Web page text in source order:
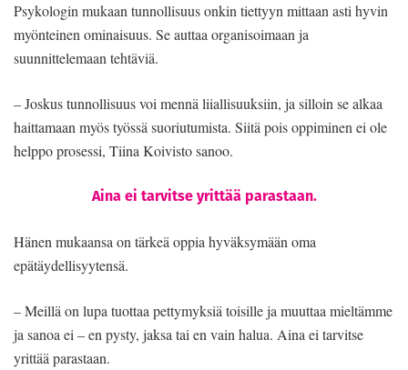
Psykologin mukaan tunnollisuus onkin tiettyyn mittaan asti hyvin
myönteinen ominaisuus. Se auttaa organisoimaan ja
suunnittelemaan tehtäviä.
– Joskus tunnollisuus voi mennä liiallisuuksiin, ja silloin se alkaa
haittamaan myös työssä suoriutumista. Siitä pois oppiminen ei ole
helppo prosessi, Tiina Koivisto sanoo.
Aina ei tarvitse yrittää parastaan.
Hänen mukaansa on tärkeä oppia hyväksymään oma
epätäydellisyytensä.
– Meillä on lupa tuottaa pettymyksiä toisille ja muuttaa mieltämme
ja sanoa ei – en pysty, jaksa tai en vain halua. Aina ei tarvitse
yrittää parastaan.